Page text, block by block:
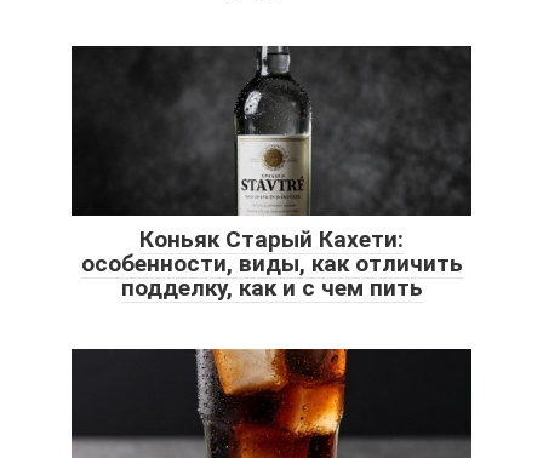
Коньяк Старый Кахети:
особенности, виды, как отличить
подделку, как и с чем пить